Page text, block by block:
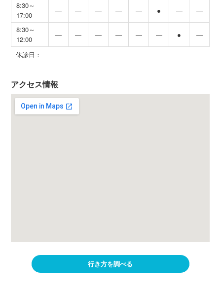
8:30～
17:00
― ― ― ― ― ● ― ―
8:30～
12:00
― ― ― ― ― ― ● ―
休診日：
アクセス情報
行き方を調べる